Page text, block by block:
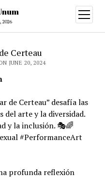
2026
open
menu
Certeau
JUNE 20, 2024
de Certeau” desafía las
del arte y la diversidad.
y la inclusión. 🎭🌈
#PerformanceArt
profunda reflexión